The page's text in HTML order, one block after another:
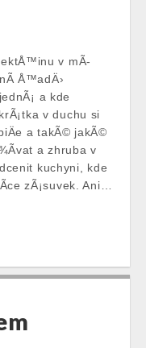
v mÃ­
Å™adÄ›
a kde
v duchu si
a takÃ© jakÃ©
a zhruba v
kuchyni, kde
zÃ¡suvek. Ani…